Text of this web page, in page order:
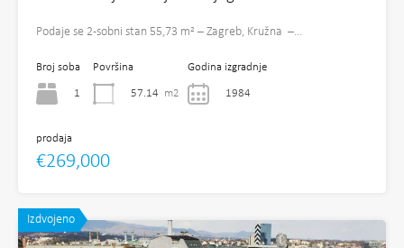
Podaje se 2-sobni stan 55,73 m² – Zagreb, Kružna –…
Broj soba
1
Površina
57.14 m2
Godina izgradnje
1984
prodaja
€269,000
Izdvojeno